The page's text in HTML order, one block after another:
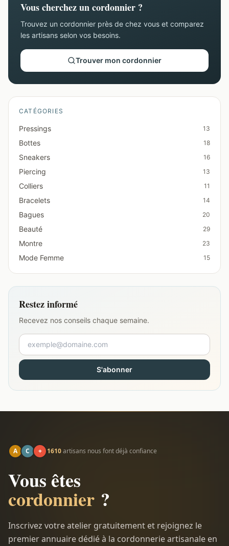
Vous cherchez un cordonnier ?
Trouvez un cordonnier près de chez vous et comparez
les artisans selon vos besoins.
Trouver mon cordonnier
CATÉGORIES
Pressings 13
Bottes 18
Sneakers 16
Piercing 13
Colliers 11
Bracelets 14
Bagues 20
Beauté 29
Montre 23
Mode Femme 15
Restez informé
Recevez nos conseils chaque semaine.
S'abonner
A C + 1610artisans nous font déjà confiance
Vous êtes
cordonnier ?
Inscrivez votre atelier gratuitement et rejoignez le
premier annuaire dédié à la cordonnerie artisanale en